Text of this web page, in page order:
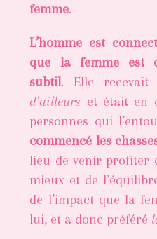
femme.
L’homme est
que la femme est
subtil. Elle recevait
d’ailleurs et était en
personnes qui
commencé les
lieu de venir profiter
mieux et de
de l’impact que la
lui, et a donc préféré